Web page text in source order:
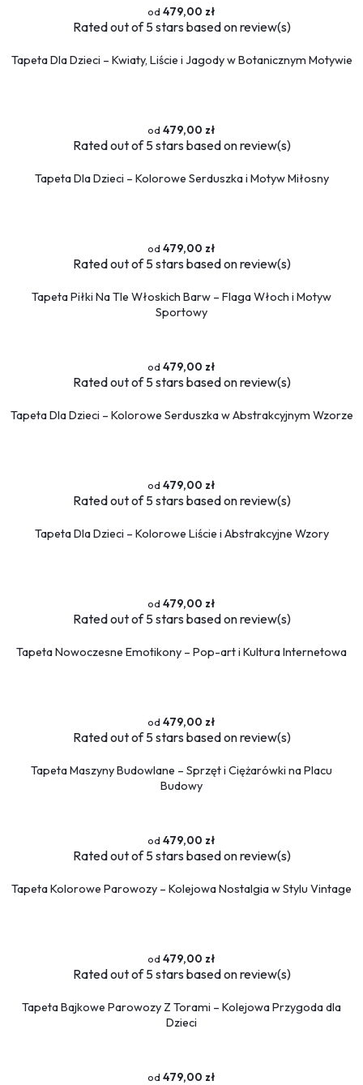
479,00 zł
Ratedout of 5 stars based onreview(s)
Tapeta Dla Dzieci – Kwiaty, Liście i Jagody w Botanicznym Motywie
479,00 zł
Ratedout of 5 stars based onreview(s)
Tapeta Dla Dzieci – Kolorowe Serduszka i Motyw Miłosny
479,00 zł
Ratedout of 5 stars based onreview(s)
Tapeta Piłki Na Tle Włoskich Barw – Flaga Włoch i Motyw
Sportowy
479,00 zł
Ratedout of 5 stars based onreview(s)
Tapeta Dla Dzieci – Kolorowe Serduszka w Abstrakcyjnym Wzorze
479,00 zł
Ratedout of 5 stars based onreview(s)
Tapeta Dla Dzieci – Kolorowe Liście i Abstrakcyjne Wzory
479,00 zł
Ratedout of 5 stars based onreview(s)
Tapeta Nowoczesne Emotikony – Pop-art i Kultura Internetowa
479,00 zł
Ratedout of 5 stars based onreview(s)
Tapeta Maszyny Budowlane – Sprzęt i Ciężarówki na Placu
Budowy
479,00 zł
Ratedout of 5 stars based onreview(s)
Tapeta Kolorowe Parowozy – Kolejowa Nostalgia w Stylu Vintage
479,00 zł
Ratedout of 5 stars based onreview(s)
Tapeta Bajkowe Parowozy Z Torami – Kolejowa Przygoda dla
Dzieci
479,00 zł